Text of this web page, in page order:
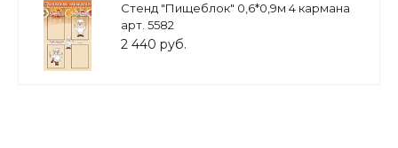
Стенд "Пищеблок" 0,6*0,9м 4 кармана
арт. 5582
2 440 руб.